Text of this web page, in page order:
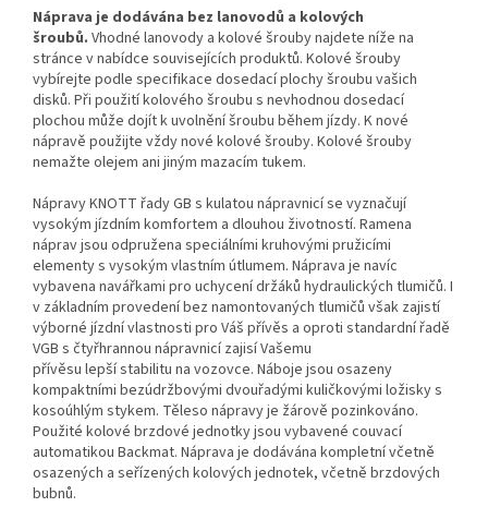
Náprava je dodávána bez lanovodů a kolových
šroubů. Vhodné lanovody a kolové šrouby najdete níže na
stránce v nabídce souvisejících produktů. Kolové šrouby
vybírejte podle specifikace dosedací plochy šroubu vašich
disků. Při použití kolového šroubu s nevhodnou dosedací
plochou může dojít k uvolnění šroubu během jízdy. K nové
nápravě použijte vždy nové kolové šrouby. Kolové šrouby
nemažte olejem ani jiným mazacím tukem.
Nápravy KNOTT řady GB s kulatou nápravnicí se vyznačují
vysokým jízdním komfortem a dlouhou životností. Ramena
náprav jsou odpružena speciálními kruhovými pružicími
elementy s vysokým vlastním útlumem. Náprava je navíc
vybavena navářkami pro uchycení držáků hydraulických tlumičů. I
v základním provedení bez namontovaných tlumičů však zajistí
výborné jízdní vlastnosti pro Váš přívěs a oproti standardní řadě
VGB s čtyřhrannou nápravnicí zajisí Vašemu
přívěsu lepší stabilitu na vozovce. Náboje jsou osazeny
kompaktními bezúdržbovými dvouřadými kuličkovými ložisky s
kosoúhlým stykem. Těleso nápravy je žárově pozinkováno.
Použité kolové brzdové jednotky jsou vybavené couvací
automatikou Backmat. Náprava je dodávána kompletní včetně
osazených a seřízených kolových jednotek, včetně brzdových
bubnů.